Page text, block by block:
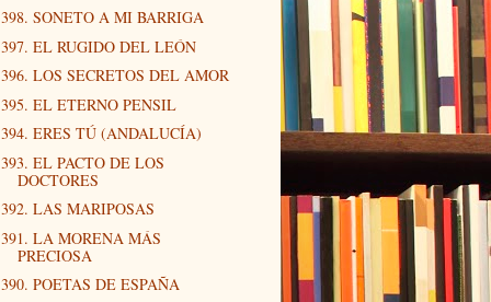
398. SONETO A MI BARRIGA
397. EL RUGIDO DEL LEÓN
396. LOS SECRETOS DEL AMOR
395. EL ETERNO PENSIL
394. ERES TÚ (ANDALUCÍA)
393. EL PACTO DE LOS
DOCTORES
392. LAS MARIPOSAS
391. LA MORENA MÁS
PRECIOSA
390. POETAS DE ESPAÑA